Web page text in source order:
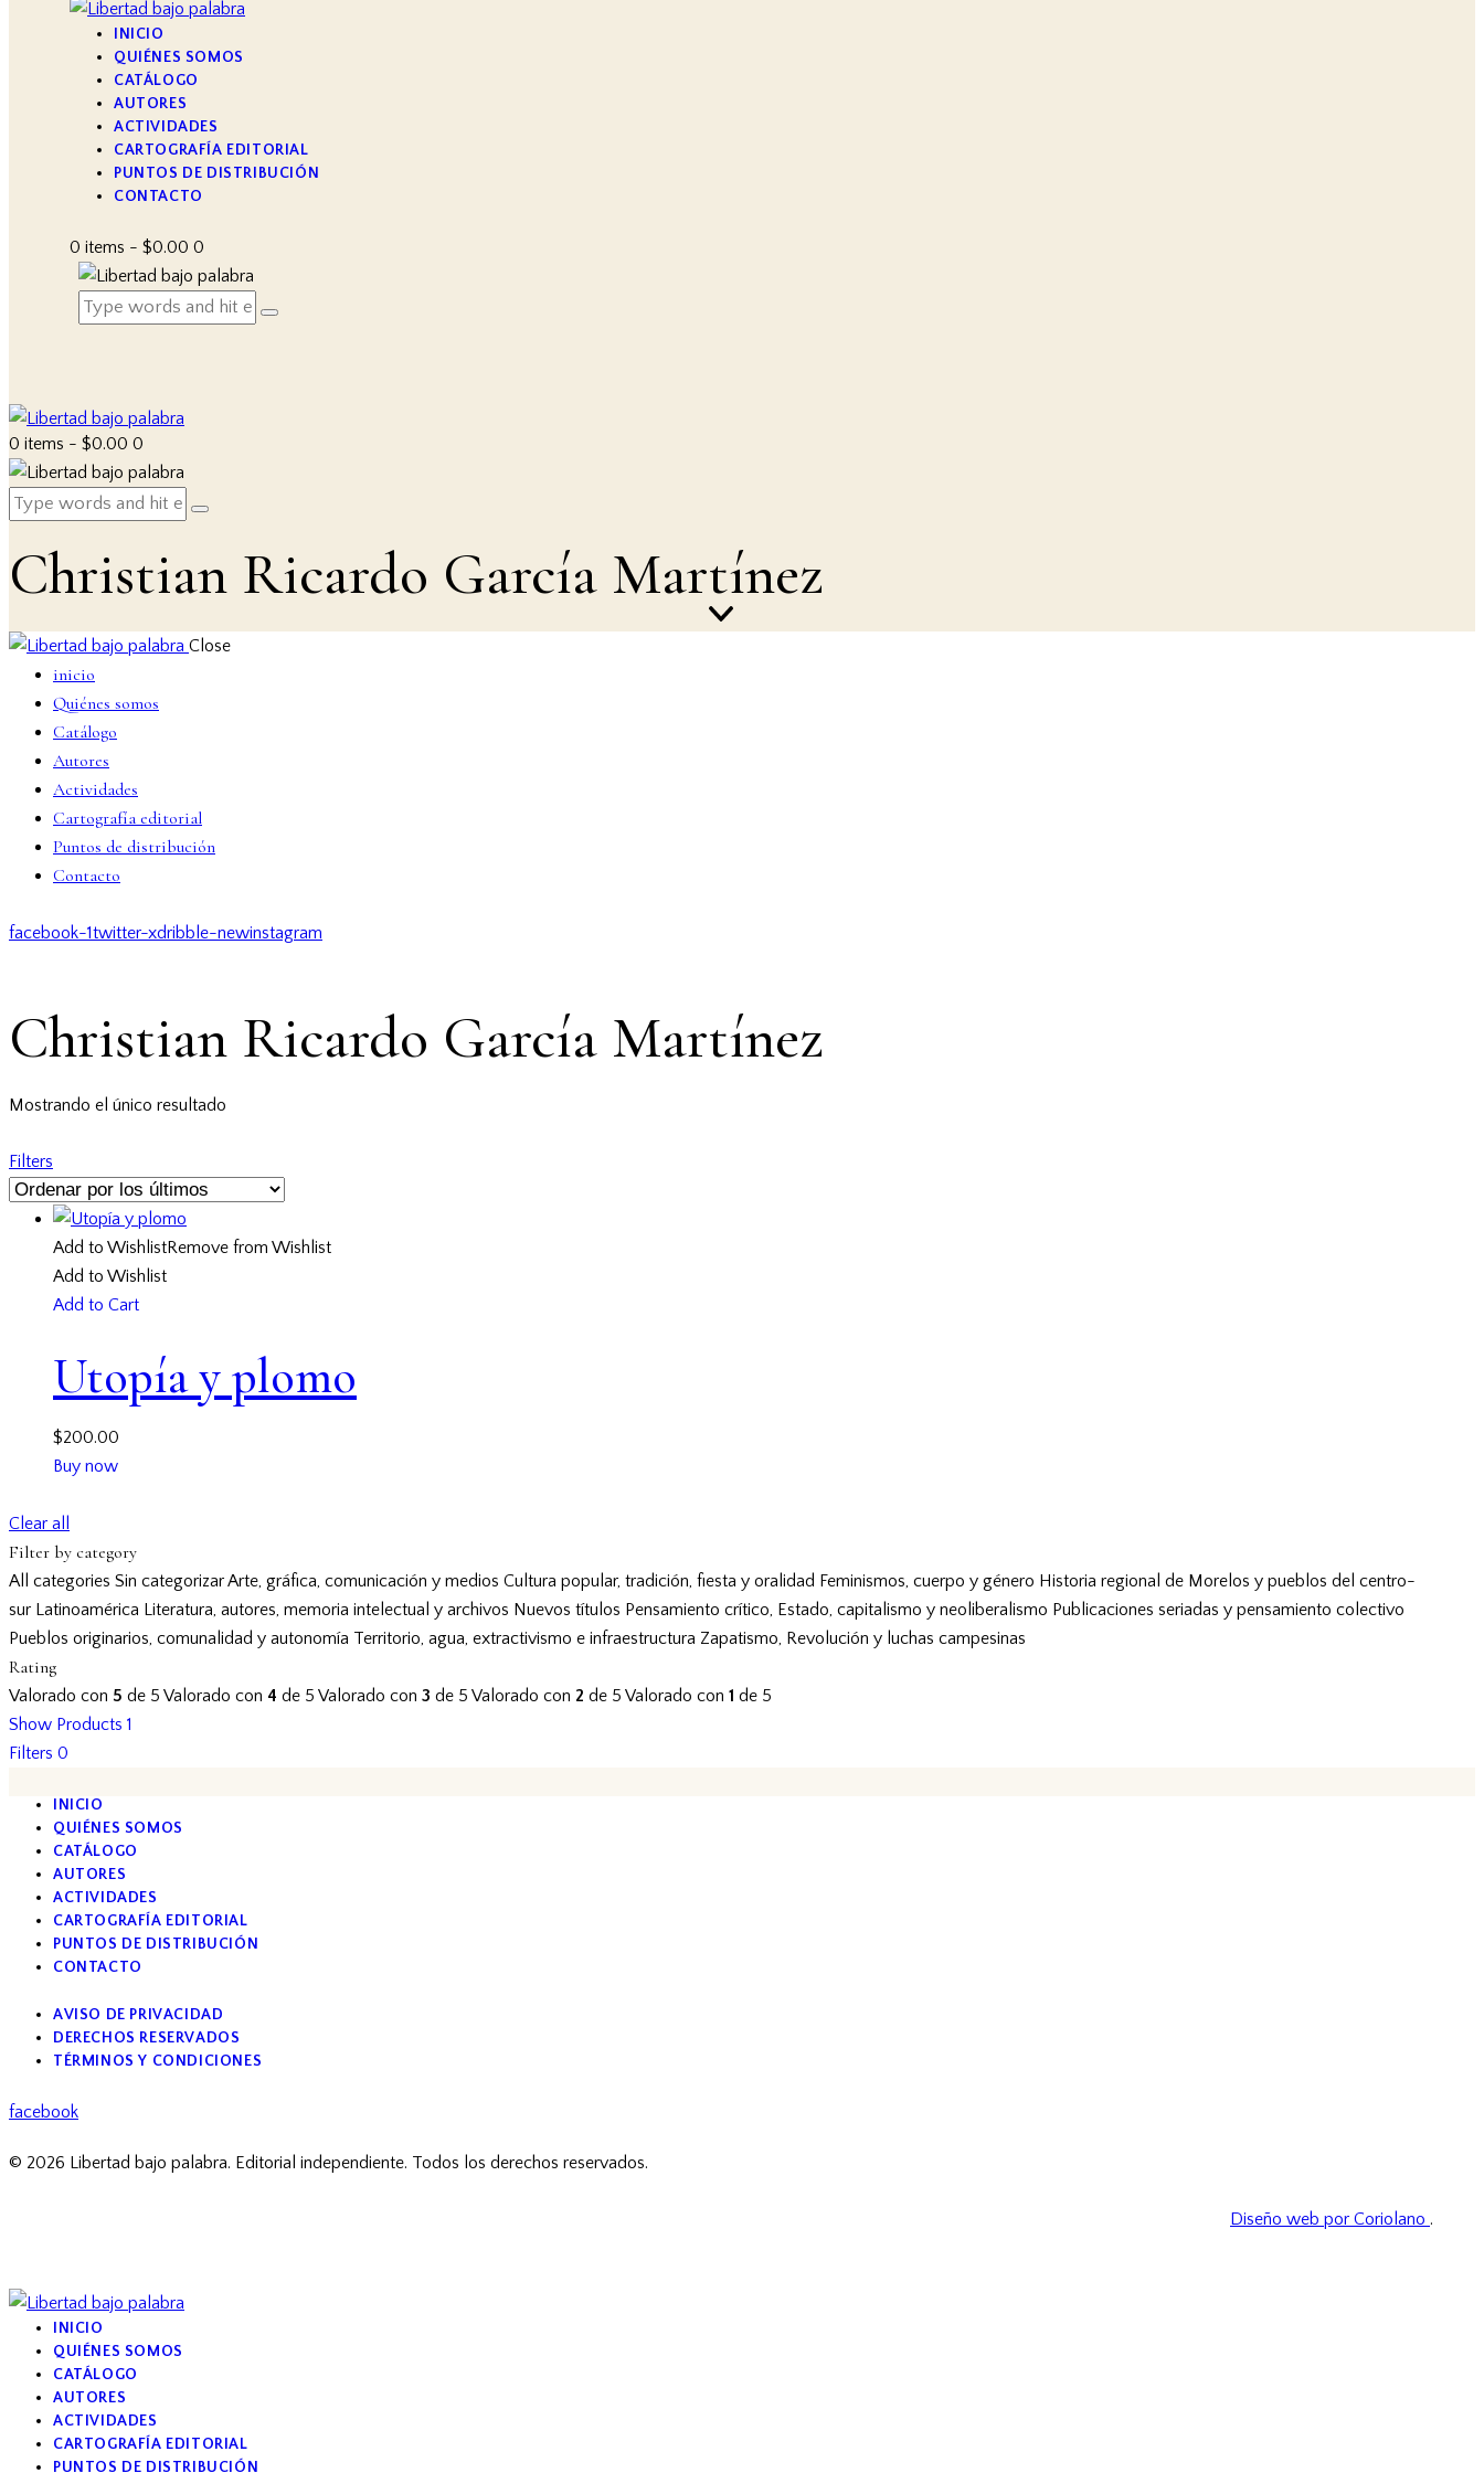
INICIO
QUIÉNES SOMOS
CATÁLOGO
AUTORES
ACTIVIDADES
CARTOGRAFÍA EDITORIAL
PUNTOS DE DISTRIBUCIÓN
CONTACTO
0 items - $0.00 0
0 items - $0.00 0
Christian Ricardo García Martínez
Close
inicio
Quiénes somos
Catálogo
Autores
Actividades
Cartografía editorial
Puntos de distribución
Contacto
facebook-1twitter-xdribble-newinstagram
Christian Ricardo García Martínez
Mostrando el único resultado
Filters
Add to WishlistRemove from Wishlist
Add to Wishlist
Add to Cart
Utopía y plomo
$200.00
Buy now
Clear all
Filter by category
All categories Sin categorizarArte, gráfica, comunicación y medios Cultura popular, tradición, fiesta y oralidad Feminismos, cuerpo y género Historia regional de Morelos y pueblos del centro-
sur Latinoamérica Literatura, autores, memoria intelectual y archivos Nuevos títulos Pensamiento crítico, Estado, capitalismo y neoliberalismo Publicaciones seriadas y pensamiento colectivo
Pueblos originarios, comunalidad y autonomía Territorio, agua, extractivismo e infraestructura Zapatismo, Revolución y luchas campesinas
Rating
Valorado con 5 de 5 Valorado con 4 de 5 Valorado con 3 de 5 Valorado con 2 de 5 Valorado con 1 de 5
Show Products 1
Filters 0
INICIO
QUIÉNES SOMOS
CATÁLOGO
AUTORES
ACTIVIDADES
CARTOGRAFÍA EDITORIAL
PUNTOS DE DISTRIBUCIÓN
CONTACTO
AVISO DE PRIVACIDAD
DERECHOS RESERVADOS
TÉRMINOS Y CONDICIONES
facebook
© 2026 Libertad bajo palabra. Editorial independiente. Todos los derechos reservados.
Diseño web por Coriolano .
INICIO
QUIÉNES SOMOS
CATÁLOGO
AUTORES
ACTIVIDADES
CARTOGRAFÍA EDITORIAL
PUNTOS DE DISTRIBUCIÓN